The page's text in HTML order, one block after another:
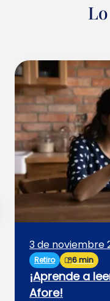
3 de noviembre
Retiro 6 min
¡Aprende a
Afore!